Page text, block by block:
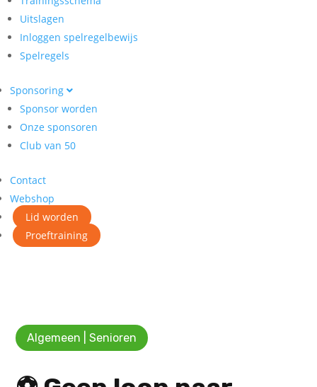
Uitslagen
Inloggen spelregelbewijs
Spelregels
Sponsoring
Sponsor worden
Onze sponsoren
Club van 50
Contact
Webshop
Lid worden
Proeftraining
Algemeen | Senioren